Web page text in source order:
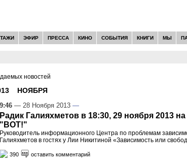
ЭФИР ПРЕССА КИНО СОБЫТИЯ КНИГИ МЫ
новостей
НОЯБРЯ
— 28 Ноября 2013 —
Радик Галияхметов в 18:30, 29 ноября 2013
"ВОТ!"
Руководитель информационного Центра по проблемам
Галияхметов в гостях у Лии Никитиной «Зависимость или
390 оставить комментарий